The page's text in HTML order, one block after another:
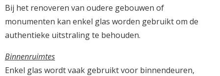
Bij het renoveren van oudere gebouwen of
monumenten kan enkel glas worden gebruikt om de
authentieke uitstraling te behouden.
Binnenruimtes
Enkel glas wordt vaak gebruikt voor binnendeuren,